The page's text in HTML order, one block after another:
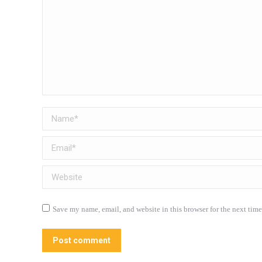
Name *
Email *
Website
Save my name, email, and website in this browser for the next
Post comment